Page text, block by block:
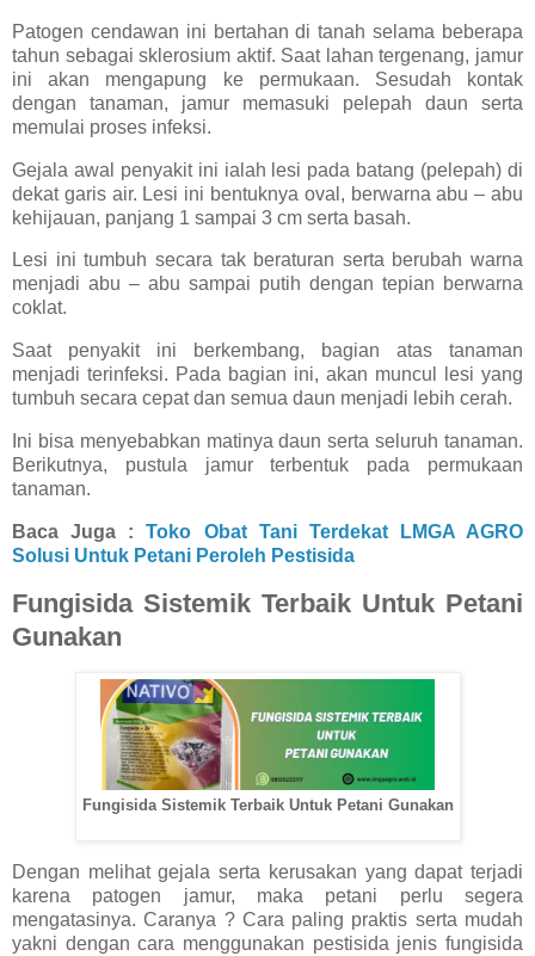
Patogen cendawan ini bertahan di tanah selama beberapa
tahun sebagai sklerosium aktif. Saat lahan tergenang, jamur
ini akan mengapung ke permukaan. Sesudah kontak
dengan tanaman, jamur memasuki pelepah daun serta
memulai proses infeksi.
Gejala awal penyakit ini ialah lesi pada batang (pelepah) di
dekat garis air. Lesi ini bentuknya oval, berwarna abu – abu
kehijauan, panjang 1 sampai 3 cm serta basah.
Lesi ini tumbuh secara tak beraturan serta berubah warna
menjadi abu – abu sampai putih dengan tepian berwarna
coklat.
Saat penyakit ini berkembang, bagian atas tanaman
menjadi terinfeksi. Pada bagian ini, akan muncul lesi yang
tumbuh secara cepat dan semua daun menjadi lebih cerah.
Ini bisa menyebabkan matinya daun serta seluruh tanaman.
Berikutnya, pustula jamur terbentuk pada permukaan
tanaman.
Baca Juga :Toko Obat Tani Terdekat LMGA AGRO
Solusi Untuk Petani Peroleh Pestisida
Fungisida Sistemik Terbaik Untuk Petani
Gunakan
Fungisida Sistemik Terbaik Untuk Petani Gunakan
Dengan melihat gejala serta kerusakan yang dapat terjadi
karena patogen jamur, maka petani perlu segera
mengatasinya. Caranya ? Cara paling praktis serta mudah
yakni dengan cara menggunakan pestisida jenis fungisida